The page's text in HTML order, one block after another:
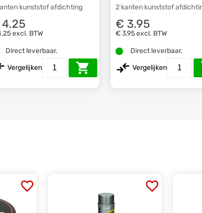
kunststof afdichting
excl. BTW
Direct leverbaar.
Vergelijken
2 kanten kunststof
€ 3.95
€ 3,95excl. BTW
Direct leverbaar.
Vergelijken